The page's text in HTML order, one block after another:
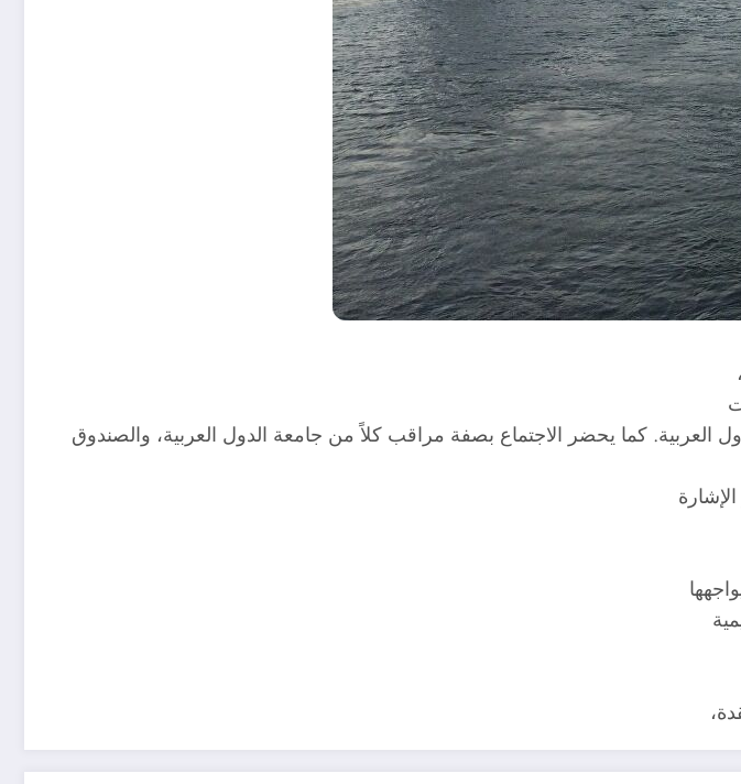
العربية. كما يحضر الاجتماع بصفة مراقب كلاً من جامعة الدول العربية، والصندوق